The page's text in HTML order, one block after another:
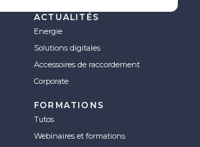
ACTUALITÉS
Energie
Solutions digitales
Accessoires de raccordement
Corporate
FORMATIONS
Tutos
Webinaires et formations